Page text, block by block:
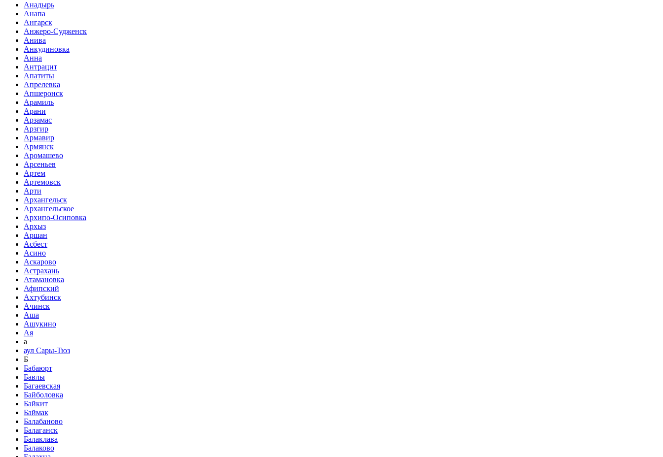
Анадырь
Анапа
Ангарск
Анжеро-Судженск
Анива
Анкудиновка
Анна
Антрацит
Апатиты
Апрелевка
Апшеронск
Арамиль
Арани
Арзамас
Арзгир
Армавир
Армянск
Аромашево
Арсеньев
Артем
Артемовск
Арти
Архангельск
Архангельское
Архипо-Осиповка
Архыз
Аршан
Асбест
Асино
Аскарово
Астрахань
Атамановка
Афипский
Ахтубинск
Ачинск
Аша
Ашукино
Ая
а
аул Сары-Тюз
Б
Бабаюрт
Бавлы
Багаевская
Байболовка
Байкит
Баймак
Балабаново
Балаганск
Балаклава
Балаково